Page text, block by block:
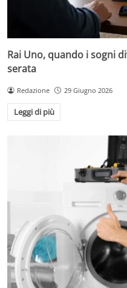
Rai Uno, quando i sogni
serata
Redazione 29 Giugno 2026
Leggi di più